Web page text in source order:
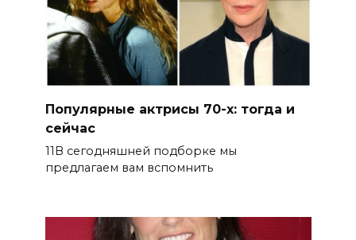
Популярные актрисы 70-х: тогда и
сейчас
11В сегодняшней подборке мы
предлагаем вам вспомнить